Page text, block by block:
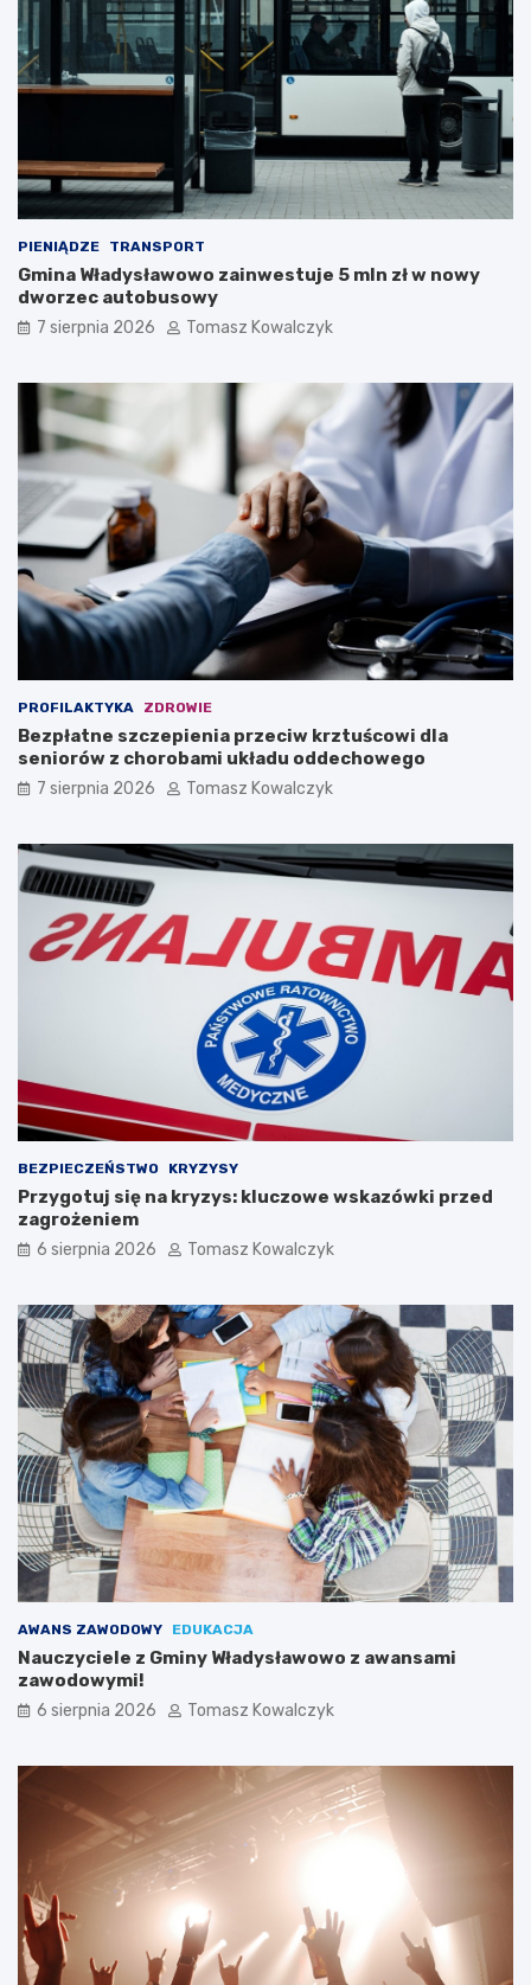
PIENIĄDZE TRANSPORT
Gmina Władysławowo zainwestuje 5 mln zł w nowy
dworzec autobusowy
7 sierpnia 2026 Tomasz Kowalczyk
PROFILAKTYKA ZDROWIE
Bezpłatne szczepienia przeciw krztuścowi dla
seniorów z chorobami układu oddechowego
7 sierpnia 2026 Tomasz Kowalczyk
BEZPIECZEŃSTWO KRYZYSY
Przygotuj się na kryzys: kluczowe wskazówki przed
zagrożeniem
6 sierpnia 2026 Tomasz Kowalczyk
AWANS ZAWODOWY EDUKACJA
Nauczyciele z Gminy Władysławowo z awansami
zawodowymi!
6 sierpnia 2026 Tomasz Kowalczyk